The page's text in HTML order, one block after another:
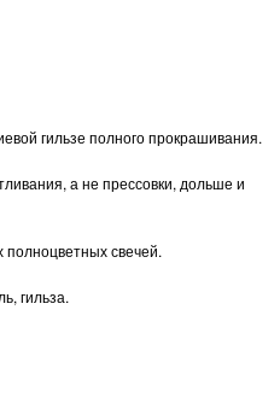
гильзе полного прокрашивания.
а не прессовки, дольше и
свечей.
гильза.